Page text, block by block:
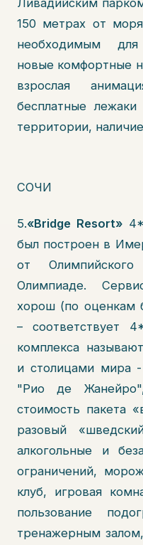
Ливадийским
150 метрах от
необходимым для
новые комфортные
взрослая
бесплатные
территории,
СОЧИ
5.«Bridge Resort»
был построен в
от
Олимпиаде.
хорош (по оценкам
– соответствует
комплекса
и столицами мира
"Рио де
стоимость пакета
разовый
алкогольные и
ограничений,
клуб, игровая
пользование
тренажерным